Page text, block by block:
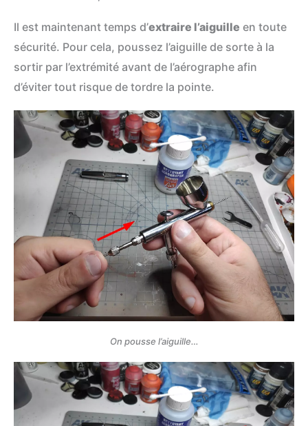
Il est maintenant temps d’extraire l’aiguille en toute
sécurité. Pour cela, poussez l’aiguille de sorte à la
sortir par l’extrémité avant de l’aérographe afin
d’éviter tout risque de tordre la pointe.
On pousse l’aiguille…